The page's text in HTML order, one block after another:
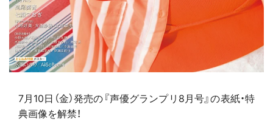
7月10日（金）発売の『声優グランプリ8月号』の表紙・特
典画像を解禁！